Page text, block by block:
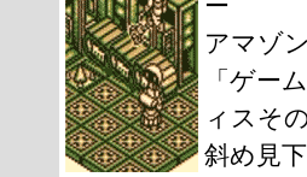
アマゾ
「ゲー
ィスそ
斜め見